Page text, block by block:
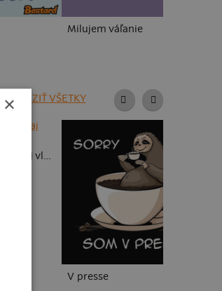
Milujem váľanie
ZOBRAZIŤ VŠETKY
Detské kresby - Nahraj vlastnú
V presse
×